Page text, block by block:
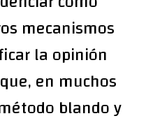
mecanismos
la opinión
en muchos
blando y